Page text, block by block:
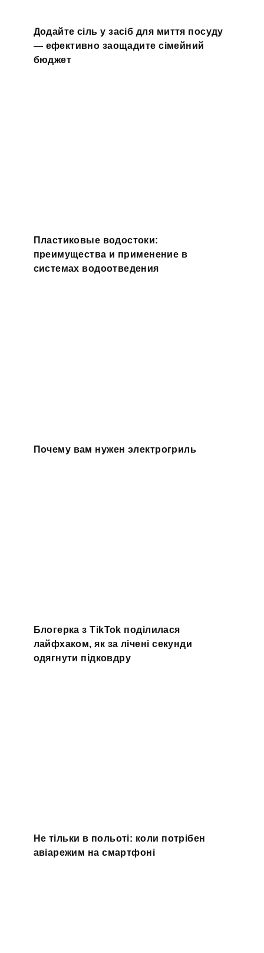
Додайте сіль у засіб для миття посуду
— ефективно заощадите сімейний
бюджет
Пластиковые водостоки:
преимущества и применение в
системах водоотведения
Почему вам нужен электрогриль
Блогерка з TikTok поділилася
лайфхаком, як за лічені секунди
одягнути підковдру
Не тільки в польоті: коли потрібен
авіарежим на смартфоні